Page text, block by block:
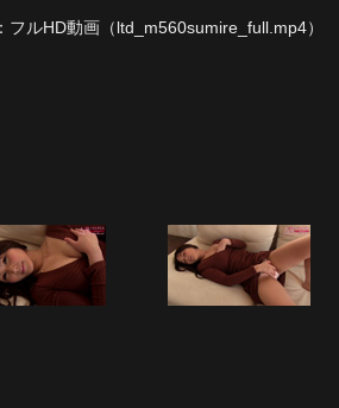
フルHD動画（ltd_m560sumire_full.mp4）